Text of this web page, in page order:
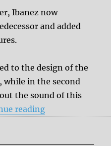
Ibanez now
and added
to the design of the
while in the second
the sound of this
reading“Ibanez Echo